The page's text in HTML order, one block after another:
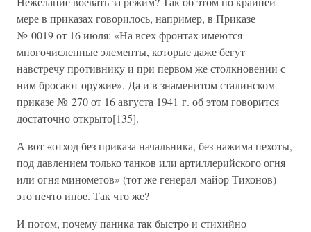
мере в приказах говорилось, например, в Приказе
№ 0019 от 16 июля: «На всех фронтах имеются
многочисленные элементы, которые даже бегут
навстречу противнику и при первом же столкновении с
ним бросают оружие». Да и в знаменитом сталинском
приказе № 270 от 16 августа 1941 г. об этом говорится
достаточно открыто[135].
А вот «отход без приказа начальника, без нажима пехоты,
под давлением только танков или артиллерийского огня
или огня минометов» (тот же генерал-майор Тихонов) —
это нечто иное. Так что же?
И потом, почему паника так быстро и стихийно